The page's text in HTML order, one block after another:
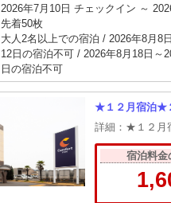
2026年7月10日 チェックイン ～
先着50枚
大人2名以上での宿泊 / 2026年8月8
12日の宿泊不可 / 2026年8月18日～
日の宿泊不可
★１２月宿泊★
詳細：★１２月
宿泊料金